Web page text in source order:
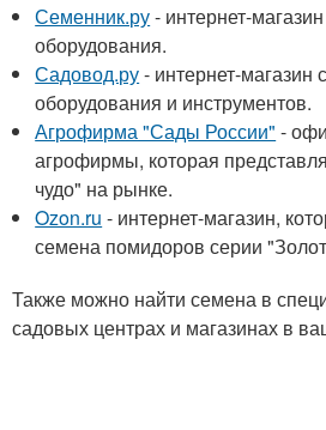
Семенник.ру- интернет-
оборудования.
Садовод.ру- интернет-магазин
оборудования и инструментов.
Агрофирма "Сады России" -
агрофирмы, которая
чудо" на рынке.
Ozon.ru - интернет-магазин,
семена помидоров серии
Также можно найти семена в
садовых центрах и магазинах в